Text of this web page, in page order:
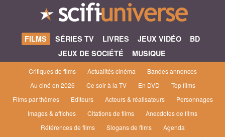
FILMS SÉRIES TV LIVRES JEUX VIDÉO
BD
JEUX DE SOCIÉTÉ
MUSIQUE
Critiques de films Actualités cinéma
Bandes annonces
Au ciné en 2026
Ce soir à la TV En DVD
Top films
Films par thèmes
Editeurs Acteurs & réalisateurs
Personnages
Images & affiches
Citations de films
Anecdotes de films
Références de films
Slogans de films Agenda